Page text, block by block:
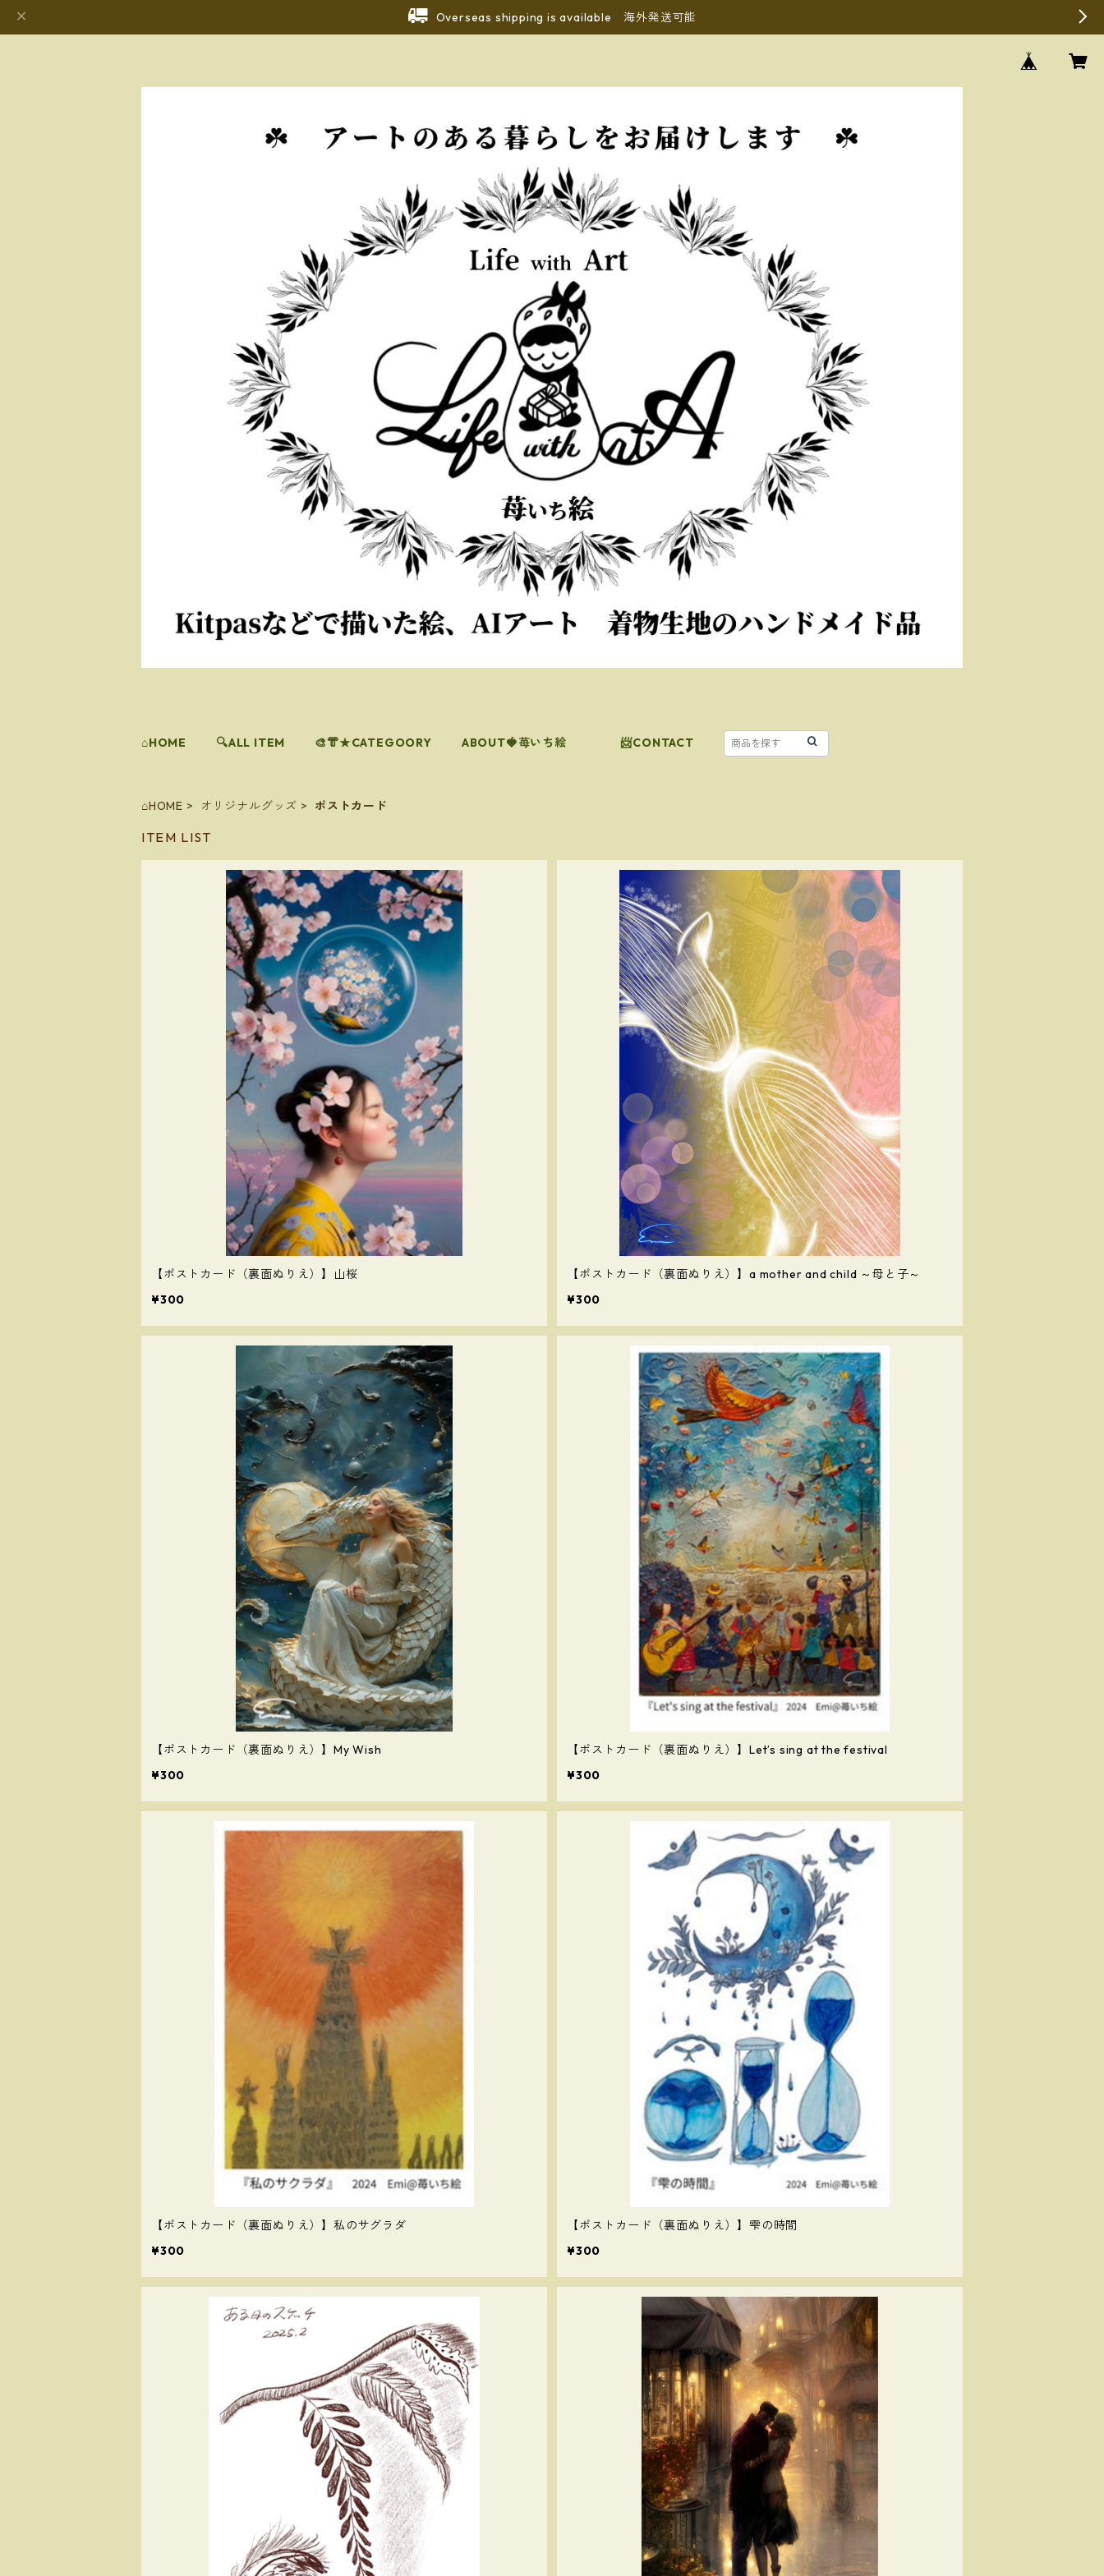
Overseas shipping is available 海外発送可能
⌂HOME 🔍ALL ITEM 🎨👘★CATEGOORY ABOUT🍓苺いち絵 📨CONTACT
⌂HOME オリジナルグッズ ポストカード
ITEM LIST
【ポストカード（裏面ぬりえ）】山桜
¥300
【ポストカード（裏面ぬりえ）】a mother and child ～母と子～
¥300
【ポストカード（裏面ぬりえ）】My Wish
¥300
【ポストカード（裏面ぬりえ）】Let’s sing at the festival
¥300
【ポストカード（裏面ぬりえ）】私のサグラダ
¥300
【ポストカード（裏面ぬりえ）】雫の時間
¥300